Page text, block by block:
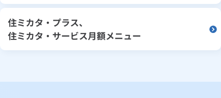
住ミカタ・プラス、
住ミカタ・サービス月額メニュー